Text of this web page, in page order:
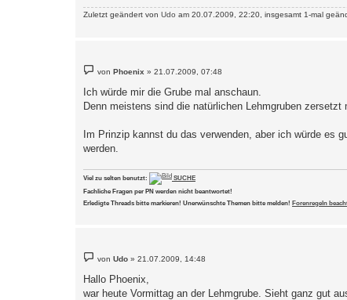
Zuletzt geändert von Udo am 20.07.2009, 22:20, insgesamt 1-mal
e
t
r
vonPhoenix »21.07.2009, 07:48
Ich würde mir die Grube mal anschaun.
Denn meistens sind die natürlichen Lehmgruben
Im Prinzip kannst du das verwenden, aber ich würde es
werden.
Viel zu selten benutzt:
SUCHE
Fachliche Fragen per PN werden nicht beantwortet!
Erledigte Threads bitte markieren! Unerwünschte Themen bitte melden! Forenregeln
e
i
t
r
vonUdo »21.07.2009, 14:48
Hallo Phoenix,
war heute Vormittag an der Lehmgrube. Sieht ganz gut